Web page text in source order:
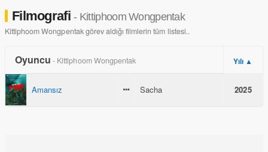
Filmografi- Kittiphoom Wongpentak
Kittiphoom Wongpentak görev aldığı filmlerin tüm listesi..
Oyuncu - Kittiphoom Wongpentak Yılı ▲
Amansız Sacha 2025